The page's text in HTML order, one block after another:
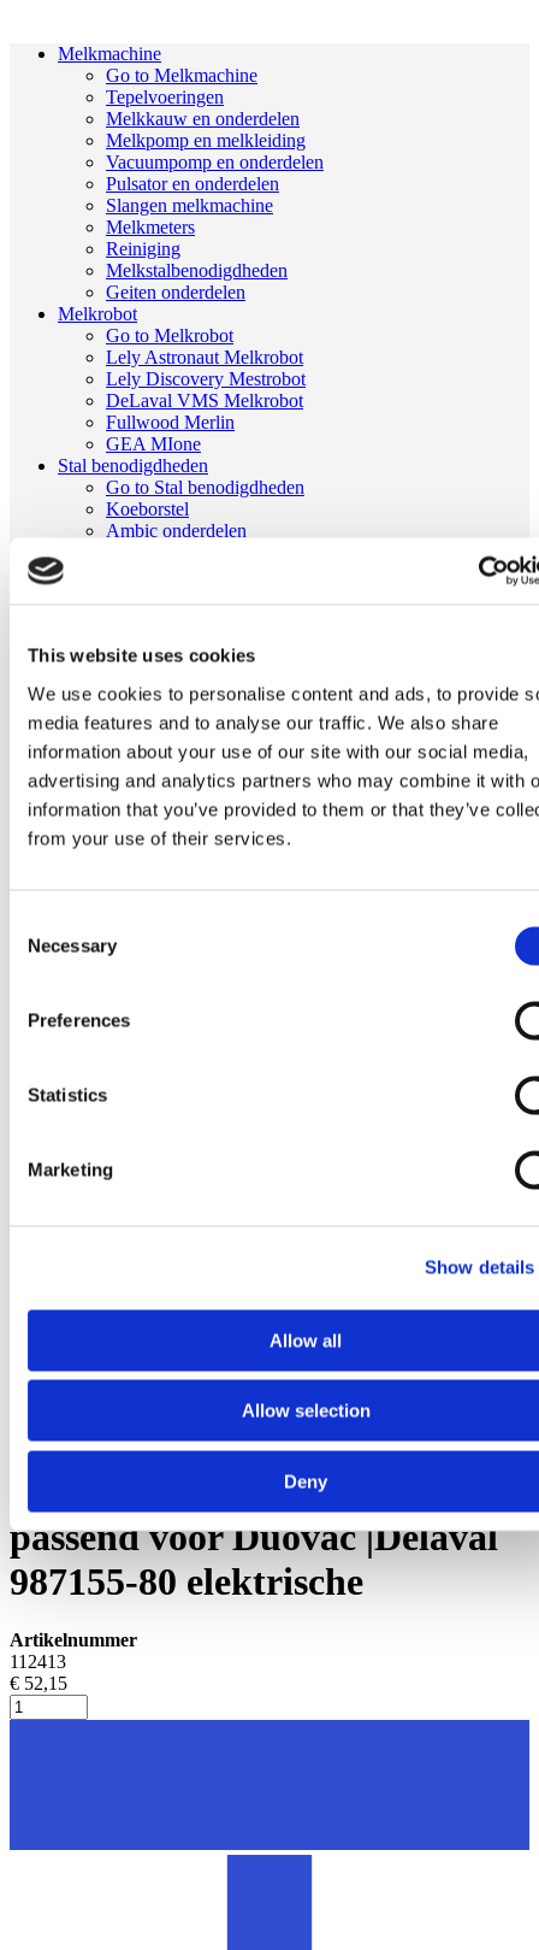
This website uses cookies
We use cookies to personalise content and ads, to provide
media features and to analyse our traffic. We also share
information about your use of our site with our social media,
advertising and analytics partners who may combine it with
information that you’ve provided to them or that they’ve
from your use of their services.
Selection
Necessary
Preferences
Statistics
Marketing
Show details
Allow all
Allow selection
Deny
Melkmachine
Go to Melkmachine
Tepelvoeringen
Melkkauw en onderdelen
Melkpomp en melkleiding
Vacuumpomp en onderdelen
Pulsator en onderdelen
Slangen melkmachine
Melkmeters
Reiniging
Melkstalbenodigdheden
Geiten onderdelen
Melkrobot
Go to Melkrobot
Lely Astronaut Melkrobot
Lely Discovery Mestrobot
DeLaval VMS Melkrobot
Fullwood Merlin
GEA MIone
Stal benodigdheden
Go to Stal benodigdheden
Koeborstel
Ambic onderdelen
Melkmachine
Vlotter voor melkindicator passend voor Duovac |Delaval
987155-80 elektrische
Ga naar het einde van de afbeeldingen-gallerij
Melkmeters
Vlotter voor melkindicator
passend voor Duovac |Delaval
987155-80 elektrische
Artikelnummer
112413
€ 52,15